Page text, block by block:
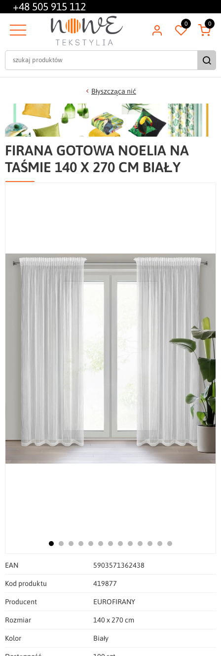
+48 505 915 112
0 0
Błyszcząca nić
FIRANA GOTOWA NOELIA NA
TAŚMIE 140 X 270 CM BIAŁY
EAN 5903571362438
Kod produktu 419877
Producent EUROFIRANY
Rozmiar 140 x 270 cm
Kolor Biały